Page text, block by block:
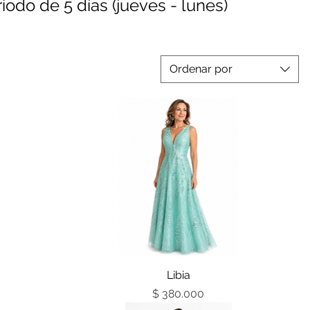
de 5 días (jueves - lunes)
Ordenar por
Vista rápida
Libia
Precio
$ 380.000